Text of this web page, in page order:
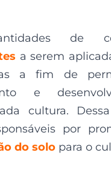
de
a serem
a fim de
e
cultura.
por
do solo para o